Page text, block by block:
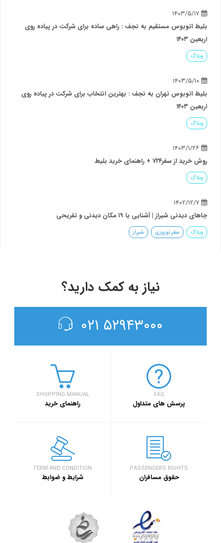
بلیط اتوبوس مستقیم به نجف : راهی ساده برای شرکت در پیاده روی
اربعین ۱۴۰۳
وبلاگ
بلیط اتوبوس تهران به نجف : بهترین انتخاب برای شرکت در پیاده روی
اربعین ۱۴۰۳
وبلاگ
روش خرید از سفر۷۲۴ + راهنمای خرید بلیط
وبلاگ
جاهای دیدنی شیراز | آشنایی با ۱۹ مکان دیدنی و تفریحی
وبلاگ سفر نوروزی شیراز
نیاز به کمک دارید؟
۵۲۹۴۳۰۰۰ ۰۲۱
SHOPPING MANUAL
راهنمای خرید
FAQ
پرسش های متداول
TERM AND CONDITION
شرایط و ضوابط
PASSENGERS RIGHTS
حقوق مسافران